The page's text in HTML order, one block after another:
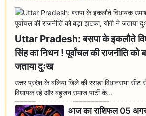
Uttar Pradesh: बसपा के इकलौते
सिंह का निधन ! पूर्वांचल की राजनीति को
जताया दुःख
उत्तर प्रदेश के बलिया जिले की रसड़ा विधानसभा सीट
विधायक रहे और बहुजन समाज पार्टी के...
आज का राशिफल 05